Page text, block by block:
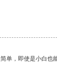
单，即使是小白也